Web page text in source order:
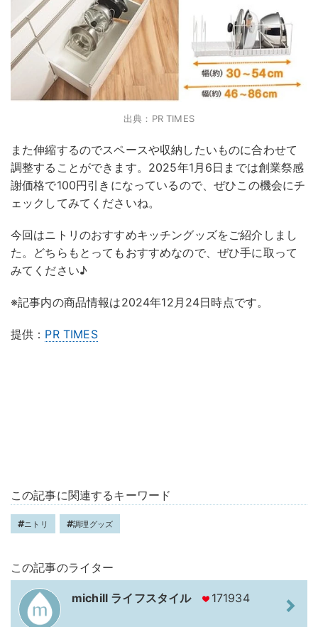
出典：PR TIMES
また伸縮するのでスペースや収納したいものに合わせて
調整することができます。2025年1月6日までは創業祭感
謝価格で100円引きになっているので、ぜひこの機会にチ
ェックしてみてくださいね。
今回はニトリのおすすめキッチングッズをご紹介しまし
た。どちらもとってもおすすめなので、ぜひ手に取って
みてください♪
※記事内の商品情報は2024年12月24日時点です。
提供： PR TIMES
この記事に関連するキーワード
ニトリ 調理グッズ
この記事のライター
michill ライフスタイル 171934